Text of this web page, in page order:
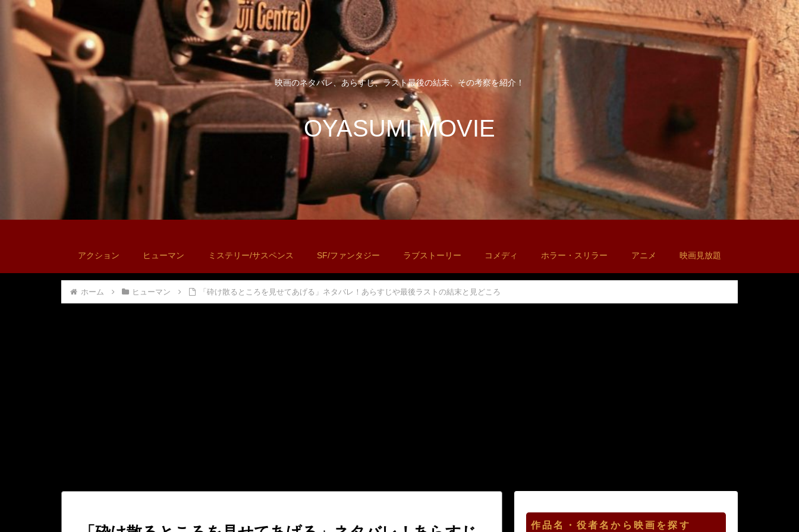
映画のネタバレ、あらすじ、ラスト最後の結末、その考察を紹介！
OYASUMI MOVIE
アクション ヒューマン ミステリー/サスペンス SF/ファンタジー ラブストーリー コメディ ホラー・スリラー アニメ 映画見放題
ホーム ヒューマン 「砕け散るところを見せてあげる」ネタバレ！あらすじや最後ラストの結末と見どころ
作品名・役者名から映画を探す